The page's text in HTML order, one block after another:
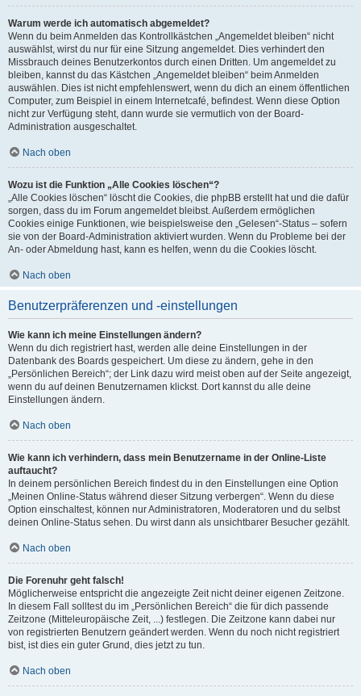
Warum werde ich automatisch abgemeldet?
Wenn du beim Anmelden das Kontrollkästchen „Angemeldet bleiben“ nicht
auswählst, wirst du nur für eine Sitzung angemeldet. Dies verhindert den
Missbrauch deines Benutzerkontos durch einen Dritten. Um angemeldet zu
bleiben, kannst du das Kästchen „Angemeldet bleiben“ beim Anmelden
auswählen. Dies ist nicht empfehlenswert, wenn du dich an einem öffentlichen
Computer, zum Beispiel in einem Internetcafé, befindest. Wenn diese Option
nicht zur Verfügung steht, dann wurde sie vermutlich von der Board-
Administration ausgeschaltet.
Nach oben
Wozu ist die Funktion „Alle Cookies löschen“?
„Alle Cookies löschen“ löscht die Cookies, die phpBB erstellt hat und die dafür
sorgen, dass du im Forum angemeldet bleibst. Außerdem ermöglichen
Cookies einige Funktionen, wie beispielsweise den „Gelesen“-Status – sofern
sie von der Board-Administration aktiviert wurden. Wenn du Probleme bei der
An- oder Abmeldung hast, kann es helfen, wenn du die Cookies löscht.
Nach oben
Benutzerpräferenzen und -einstellungen
Wie kann ich meine Einstellungen ändern?
Wenn du dich registriert hast, werden alle deine Einstellungen in der
Datenbank des Boards gespeichert. Um diese zu ändern, gehe in den
„Persönlichen Bereich“; der Link dazu wird meist oben auf der Seite angezeigt,
wenn du auf deinen Benutzernamen klickst. Dort kannst du alle deine
Einstellungen ändern.
Nach oben
Wie kann ich verhindern, dass mein Benutzername in der Online-Liste
auftaucht?
In deinem persönlichen Bereich findest du in den Einstellungen eine Option
„Meinen Online-Status während dieser Sitzung verbergen“. Wenn du diese
Option einschaltest, können nur Administratoren, Moderatoren und du selbst
deinen Online-Status sehen. Du wirst dann als unsichtbarer Besucher gezählt.
Nach oben
Die Forenuhr geht falsch!
Möglicherweise entspricht die angezeigte Zeit nicht deiner eigenen Zeitzone.
In diesem Fall solltest du im „Persönlichen Bereich“ die für dich passende
Zeitzone (Mitteleuropäische Zeit, ...) festlegen. Die Zeitzone kann dabei nur
von registrierten Benutzern geändert werden. Wenn du noch nicht registriert
bist, ist dies ein guter Grund, dies jetzt zu tun.
Nach oben